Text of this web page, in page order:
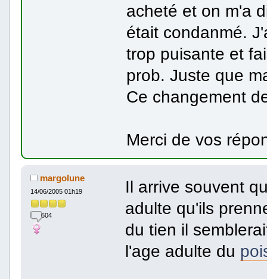
acheté et on m'a
était condanmé.
trop puisante et
prob. Juste que
Ce changement
Merci de vos
margolune
14/06/2005 01h19
604
Il arrive souvent
adulte qu'ils
du tien il
l'age adulte du